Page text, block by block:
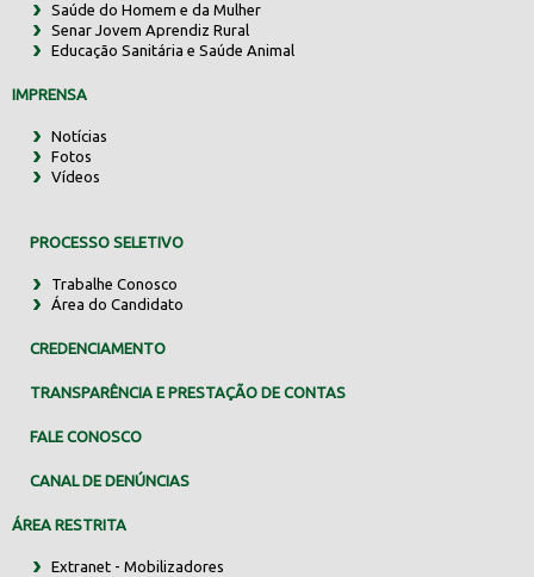
Saúde do Homem e da Mulher
Senar Jovem Aprendiz Rural
Educação Sanitária e Saúde Animal
IMPRENSA
Notícias
Fotos
Vídeos
PROCESSO SELETIVO
Trabalhe Conosco
Área do Candidato
CREDENCIAMENTO
TRANSPARÊNCIA E PRESTAÇÃO DE CONTAS
FALE CONOSCO
CANAL DE DENÚNCIAS
ÁREA RESTRITA
Extranet - Mobilizadores